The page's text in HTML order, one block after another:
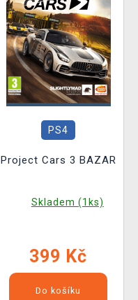
PS4
Project Cars 3 BAZAR
Skladem (1ks)
399 Kč
Do košíku